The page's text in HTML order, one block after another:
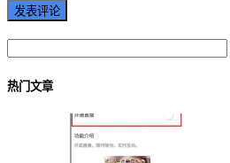
热门文章